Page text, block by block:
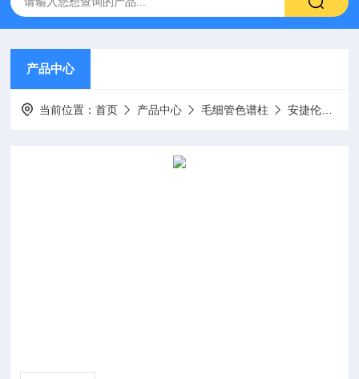
产品中心
当前位置：首页 产品中心 毛细管色谱柱 安捷伦毛细管色谱柱